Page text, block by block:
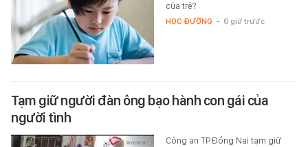
của trẻ?
HỌC ĐƯỜNG - 6 giờ trước
Tạm giữ người đàn ông bạo hành con gái của
người tình
Công an TP.Đồng Nai tạm giữ